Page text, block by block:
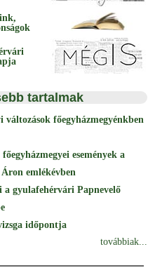
tartalmak
változások főegyházmegyénkben
események a
emlékévben
a gyulafehérvári Papnevelő
időpontja
továbbiak...